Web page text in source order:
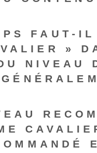
FAUT-
»
NIVEAU